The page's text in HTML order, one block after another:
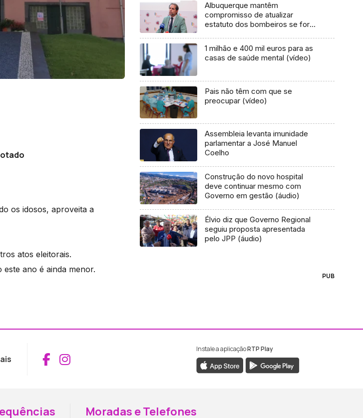
os idosos, aproveita a
atos eleitorais.
ano é ainda menor.
Albuquerque mantêm
compromisso de atualizar
estatuto dos bombeiros se for
1 milhão e 400 mil euros para as
casas de saúde mental (vídeo)
Pais não têm com que se
preocupar (vídeo)
Assembleia levanta imunidade
parlamentar a José Manuel
Coelho
Construção do novo hospital
deve continuar mesmo com
Governo em gestão (áudio)
Élvio diz que Governo Regional
seguiu proposta apresentada
pelo JPP (áudio)
PUB
Aceder ao Facebook da RTP Madeira
Aceder ao Instagram da RTP Madeira
Instale a aplicaçãoRTP Play
Moradas e Telefones